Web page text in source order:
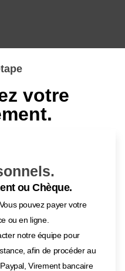
votre
ou Chèque.
pouvez payer votre
ou en ligne.
notre équipe pour
afin de procéder au
Virement bancaire